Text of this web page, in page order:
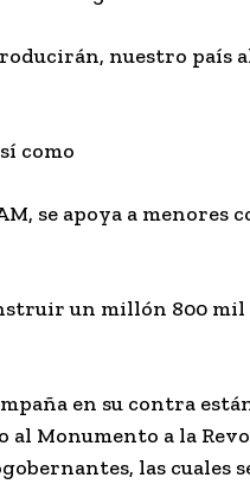
nuestro país
como
se apoya a menores
un millón 800 mil
en su contra
Monumento a la
las cuales